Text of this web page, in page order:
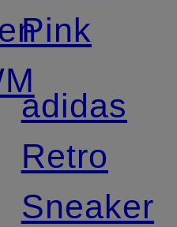
Pink
adidas
Retro
Sneaker